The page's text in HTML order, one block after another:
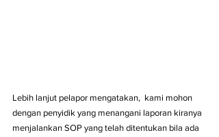
Lebih lanjut pelapor mengatakan,  kami mohon
dengan penyidik yang menangani laporan kiranya
menjalankan SOP yang telah ditentukan bila ada